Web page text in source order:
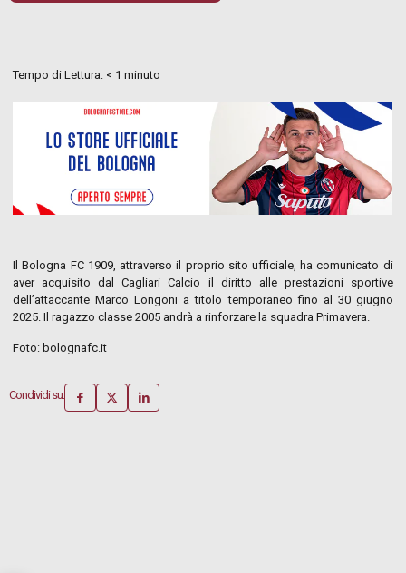
Tempo di Lettura: < 1 minuto
Il Bologna FC 1909, attraverso il proprio sito ufficiale, ha comunicato di
aver acquisito dal Cagliari Calcio il diritto alle prestazioni sportive
dell’attaccante Marco Longoni a titolo temporaneo fino al 30 giugno
2025. Il ragazzo classe 2005 andrà a rinforzare la squadra Primavera.
Foto: bolognafc.it
Condividi su: